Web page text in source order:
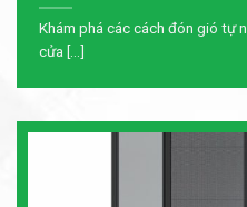
Khám phá các cách đón gió tự
cửa [...]